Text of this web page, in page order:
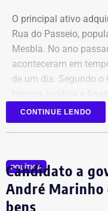
O principal ativo
Rua do Passeio,
Mesbla. No ano
aconteceram em
de um dia. Segundo o
antes da retomada
entrega terão novas
a Artesanal
CONTINUE LENDO
POLÍTICA
Candidato a
André Marinho
bens